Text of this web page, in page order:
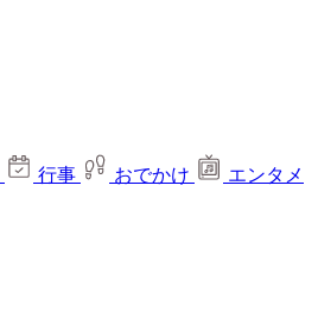
行事 おでかけ
エンタメ